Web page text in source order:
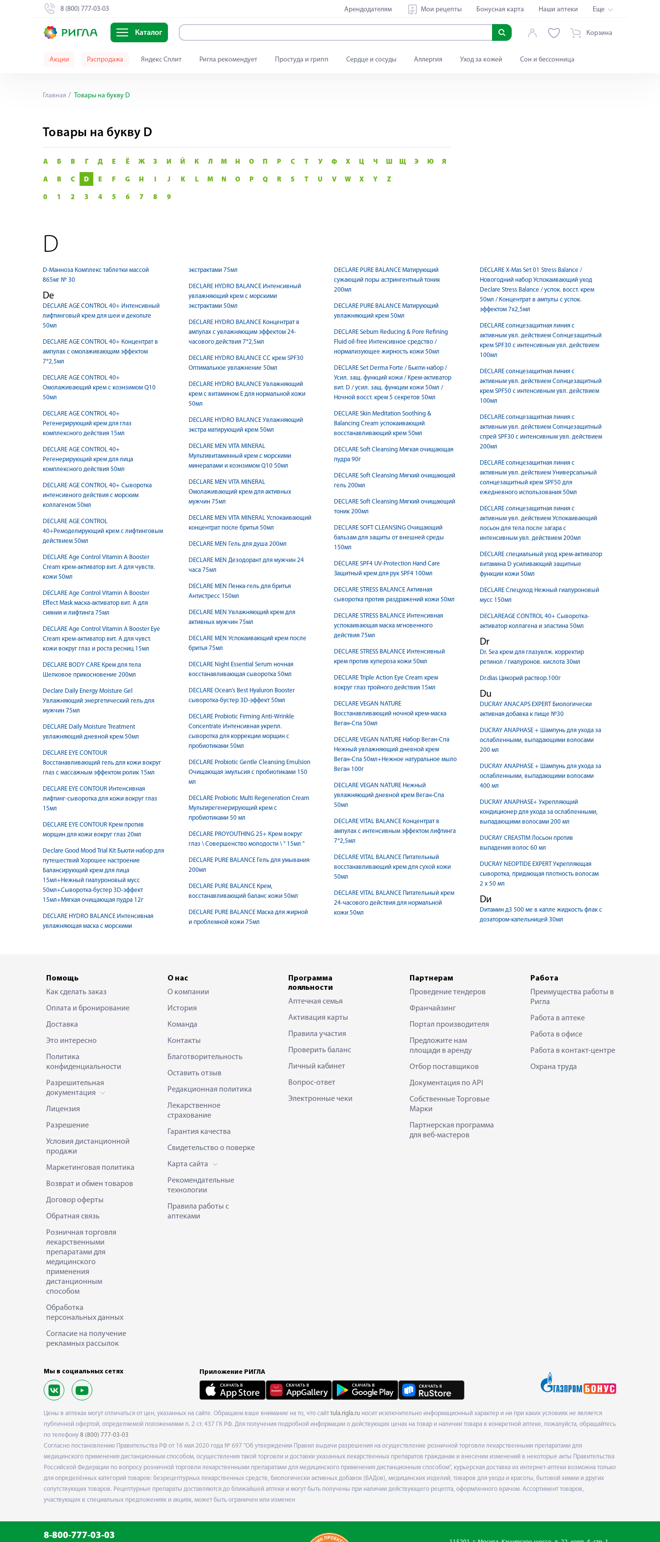
8 (800) 777-03-03 Арендодателям Мои рецепты Бонусная карта Наши аптеки Еще
Каталог Корзина
Акции Распродажа Яндекс Сплит Ригла рекомендует Простуда и грипп Сердце и сосуды Аллергия Уход за кожей Сон и бессонница
Главная Товары на букву D
Товары на букву D
А Б В Г Д Е Ё Ж З И Й К Л М Н О П Р С Т У Ф Х Ц Ч Ш Щ Э Ю Я
A B C D E F G H I J K L M N O P Q R S T U V W X Y Z
0 1 2 3 4 5 6 7 8 9
D
D-Манноза Комплекс таблетки массой
865мг № 30
De
DECLARE AGE CONTROL 40+ Интенсивный
лифтинговый крем для шеи и декольте
50мл
DECLARE AGE CONTROL 40+ Концентрат в
ампулах с омолаживающим эффектом
7*2,5мл
DECLARE AGE CONTROL 40+
Омолаживающий крем с коэнзимом Q10
50мл
DECLARE AGE CONTROL 40+
Регенерирующий крем для глаз
комплексного действия 15мл
DECLARE AGE CONTROL 40+
Регенерирующий крем для лица
комплексного действия 50мл
DECLARE AGE CONTROL 40+ Сыворотка
интенсивного действия с морским
коллагеном 50мл
DECLARE AGE CONTROL
40+Ремоделирующий крем с лифтинговым
действием 50мл
DECLARE Age Control Vitamin A Booster
Cream крем-активатор вит. А для чувств.
кожи 50мл
DECLARE Age Control Vitamin A Booster
Effect Mask маска-активатор вит. А для
сияния и лифтинга 75мл
DECLARE Age Control Vitamin A Booster Eye
Cream крем-активатор вит. А для чувст.
кожи вокруг глаз и роста ресниц 15мл
DECLARE BODY CARE Крем для тела
Шелковое прикосновение 200мл
Declare Daily Energy Moisture Gel
Увлажняющий энергетический гель для
мужчин 75мл
DECLARE Daily Moisture Treatment
увлажняющий дневной крем 50мл
DECLARE EYE CONTOUR
Восстанавливающий гель для кожи вокруг
глаз с массажным эффектом ролик 15мл
DECLARE EYE CONTOUR Интенсивная
лифтинг-сыворотка для кожи вокруг глаз
15мл
DECLARE EYE CONTOUR Крем против
морщин для кожи вокруг глаз 20мл
Declare Good Mood Trial Kit Бьюти-набор для
путешествий Хорошее настроение
Балансирующий крем для лица
15мл+Нежный гиалуроновый мусс
50мл+Сыворотка-бустер 3D-эффект
15мл+Мягкая очищающая пудра 12г
DECLARE HYDRO BALANCE Интенсивная
увлажняющая маска с морскими
экстрактами 75мл
DECLARE HYDRO BALANCE Интенсивный
увлажняющий крем с морскими
экстрактами 50мл
DECLARE HYDRO BALANCE Концентрат в
ампулах с увлажняющим эффектом 24-
часового действия 7*2,5мл
DECLARE HYDRO BALANCE СС крем SPF30
Оптимальное увлажнение 50мл
DECLARE HYDRO BALANCE Увлажняющий
крем с витамином Е для нормальной кожи
50мл
DECLARE HYDRO BALANCE Увлажняющий
экстра матирующий крем 50мл
DECLARE MEN VITA MINERAL
Мультивитаминный крем с морскими
минералами и коэнзимом Q10 50мл
DECLARE MEN VITA MINERAL
Омолаживающий крем для активных
мужчин 75мл
DECLARE MEN VITA MINERAL Успокаивающий
концентрат после бритья 50мл
DECLARE MEN Гель для душа 200мл
DECLARE MEN Дезодорант для мужчин 24
часа 75мл
DECLARE MEN Пенка-гель для бритья
Антиcтресс 150мл
DECLARE MEN Увлажняющий крем для
активных мужчин 75мл
DECLARE MEN Успокаивающий крем после
бритья 75мл
DECLARE Night Essential Serum ночная
восстанавливающая сыворотка 50мл
DECLARE Ocean’s Best Hyaluron Booster
сыворотка-бустер 3D-эффект 50мл
DECLARE Probiotic Firming Anti-Wrinkle
Concentrate Интенсивная укрепл.
сыворотка для коррекции морщин с
пробиотиками 50мл
DECLARE Probiotic Gentle Cleansing Emulsion
Очищающая эмульсия с пробиотиками 150
мл
DECLARE Probiotic Multi Regeneration Cream
Мультирегенерирующий крем с
пробиотиками 50 мл
DECLARE PROYOUTHING 25+ Крем вокруг
глаз \ Совершенство молодости \ " 15мл "
DECLARE PURE BALANCE Гель для умывания
200мл
DECLARE PURE BALANCE Крем,
восстанавливающий баланс кожи 50мл
DECLARE PURE BALANCE Маска для жирной
и проблемной кожи 75мл
DECLARE PURE BALANCE Матирующий
сужающий поры астрингентный тоник
200мл
DECLARE PURE BALANCE Матирующий
увлажняющий крем 50мл
DECLARE Sebum Reducing & Pore Refining
Fluid oil-free Интенсивное средство /
нормализующее жирность кожи 50мл
DECLARE Set Derma Forte / Бьюти-набор /
Усил. защ. функций кожи / Крем-активатор
вит. D / усил. защ. функции кожи 50мл /
Ночной восст. крем 5 секретов 50мл
DECLARE Skin Meditation Soothing &
Balancing Cream успокаивающий
восстанавливающий крем 50мл
DECLARE Soft Cleansing Мягкая очищающая
пудра 90г
DECLARE Soft Cleansing Мягкий очищающий
гель 200мл
DECLARE Soft Cleansing Мягкий очищающий
тоник 200мл
DECLARE SOFT CLEANSING Очищающий
бальзам для защиты от внешней среды
150мл
DECLARE SPF4 UV-Protection Hand Care
Защитный крем для рук SPF4 100мл
DECLARE STRESS BALANCE Активная
сыворотка против раздражений кожи 50мл
DECLARE STRESS BALANCE Интенсивная
успокаивающая маска мгновенного
действия 75мл
DECLARE STRESS BALANCE Интенсивный
крем против купероза кожи 50мл
DECLARE Triple Action Eye Cream крем
вокруг глаз тройного действия 15мл
DECLARE VEGAN NATURE
Восстанавливающий ночной крем-маска
Веган-Спа 50мл
DECLARE VEGAN NATURE Набор Веган-Спа
Нежный увлажняющий дневной крем
Веган-Спа 50мл+Нежное натуральное мыло
Веган 100г
DECLARE VEGAN NATURE Нежный
увлажняющий дневной крем Веган-Спа
50мл
DECLARE VITAL BALANCE Концентрат в
ампулах с интенсивным эффектом лифтинга
7*2,5мл
DECLARE VITAL BALANCE Питательный
восстанавливающий крем для сухой кожи
50мл
DECLARE VITAL BALANCE Питательный крем
24-часового действия для нормальной
кожи 50мл
DECLARE X-Mas Set 01 Stress Balance /
Новогодний набор Успокаивающий уход
Declare Stress Balance / успок. восст. крем
50мл / Концентрат в ампулы с успок.
эффектом 7х2,5мл
DECLARE солнцезащитная линия с
активным увл. действием Солнцезащитный
крем SPF30 с интенсивным увл. действием
100мл
DECLARE солнцезащитная линия с
активным увл. действием Солнцезащитный
крем SPF50 с интенсивным увл. действием
100мл
DECLARE солнцезащитная линия с
активным увл. действием Солнцезащитный
спрей SPF30 с интенсивным увл. действием
200мл
DECLARE солнцезащитная линия с
активным увл. действием Универсальный
солнцезащитный крем SPF50 для
ежедневного использования 50мл
DECLARE солнцезащитная линия с
активным увл. действием Успокаивающий
лосьон для тела после загара с
интенсивным увл. действием 200мл
DECLARE специальный уход крем-активатор
витамина D усиливающий защитные
функции кожи 50мл
DECLARE Спецуход Нежный гиалуроновый
мусс 150мл
DECLAREAGE CONTROL 40+ Сыворотка-
активатор коллагена и эластина 50мл
Dr
Dr. Sea крем для глазувлж. корректир
ретинол / гиалуронов. кислота 30мл
Dr.dias Цикорий раствор.100г
Du
DUCRAY ANACAPS EXPERT Биологически
активная добавка к пище №30
DUCRAY ANAPHASE + Шампунь для ухода за
ослабленными, выпадающими волосами
200 мл
DUCRAY ANAPHASE + Шампунь для ухода за
ослабленными, выпадающими волосами
400 мл
DUCRAY ANAPHASE+ Укрепляющий
кондиционер для ухода за ослабленными,
выпадающими волосами 200 мл
DUCRAY CREASTIM Лосьон против
выпадения волос 60 мл
DUCRAY NEOPTIDE EXPERT Укрепляющая
сыворотка, придающая плотность волосам
2 х 50 мл
Dи
Dитамин д3 500 ме в капле жидкость флак с
дозатором-капельницей 30мл
Помощь
Как сделать заказ
Оплата и бронирование
Доставка
Это интересно
Политика
конфиденциальности
Разрешительная
документация
Лицензия
Разрешение
Условия дистанционной
продажи
Маркетинговая политика
Возврат и обмен товаров
Договор оферты
Обратная связь
Розничная торговля
лекарственными
препаратами для
медицинского
применения
дистанционным
способом
Обработка
персональных данных
Согласие на получение
рекламных рассылок
О нас
О компании
История
Команда
Контакты
Благотворительность
Оставить отзыв
Редакционная политика
Лекарственное
страхование
Гарантия качества
Свидетельство о поверке
Карта сайта
Рекомендательные
технологии
Правила работы с
аптеками
Программа
лояльности
Аптечная семья
Активация карты
Правила участия
Проверить баланс
Личный кабинет
Вопрос-ответ
Электронные чеки
Партнерам
Проведение тендеров
Франчайзинг
Портал производителя
Предложите нам
площади в аренду
Отбор поставщиков
Документация по API
Собственные Торговые
Марки
Партнерская программа
для веб-мастеров
Работа
Преимущества работы в
Ригла
Работа в аптеке
Работа в офисе
Работа в контакт-центре
Охрана труда
Мы в социальных сетях Приложение РИГЛА
Цены в аптеках могут отличаться от цен, указанных на сайте. Обращаем ваше внимание на то, что сайт tula.rigla.ru носит исключительно информационный характер и ни при каких условиях не является
публичной офертой, определяемой положениями п. 2 ст. 437 ГК РФ. Для получения подробной информации о действующих ценах на товар и наличии товара в конкретной аптеке, пожалуйста, обращайтесь
по телефону 8 (800) 777-03-03
Согласно постановлению Правительства РФ от 16 мая 2020 года № 697 "Об утверждении Правил выдачи разрешения на осуществление розничной торговли лекарственными препаратами для
медицинского применения дистанционным способом, осуществления такой торговли и доставки указанных лекарственных препаратов гражданам и внесении изменений в некоторые акты Правительства
Российской Федерации по вопросу розничной торговли лекарственными препаратами для медицинского применения дистанционным способом", курьерская доставка из интернет-аптеки возможна только
для определённых категорий товаров: безрецептурных лекарственных средств, биологически активных добавок (БАДов), медицинских изделий, товаров для ухода и красоты, бытовой химии и других
сопутствующих товаров. Рецептурные препараты доставляются до ближайшей аптеки и могут быть получены при наличии действующего рецепта, оформленного врачом. Ассортимент товаров,
участвующих в специальных предложениях и акциях, может быть ограничен или изменен
8-800-777-03-03